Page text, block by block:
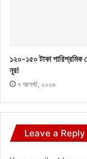
১২০-১৫০ টাকা পারিশ্রমিক
নূর!
৭ আগস্ট, ২০২৬
Leave a Reply